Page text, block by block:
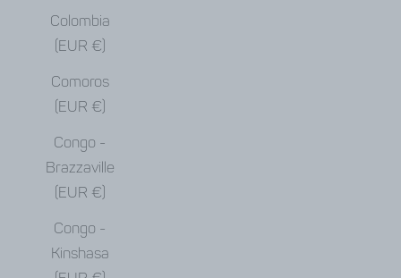
Colombia
(EUR €)
Comoros
(EUR €)
Congo -
Brazzaville
(EUR €)
Congo -
Kinshasa